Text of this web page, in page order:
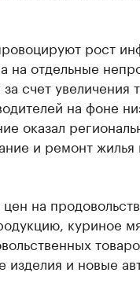
рост
на отдельные
счет увеличения
на фоне
оказал
и ремонт
на
куриное
и новые